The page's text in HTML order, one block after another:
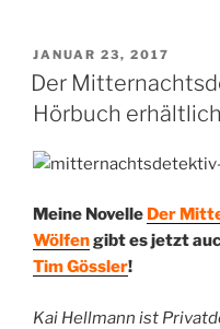
VERÖFFENTLICHT
AM
JANUAR 23, 2017
Der
Hörbuch
Meine Novelle Der
Wölfengibt es jetzt
Tim Gössler!
Kai Hellmann ist